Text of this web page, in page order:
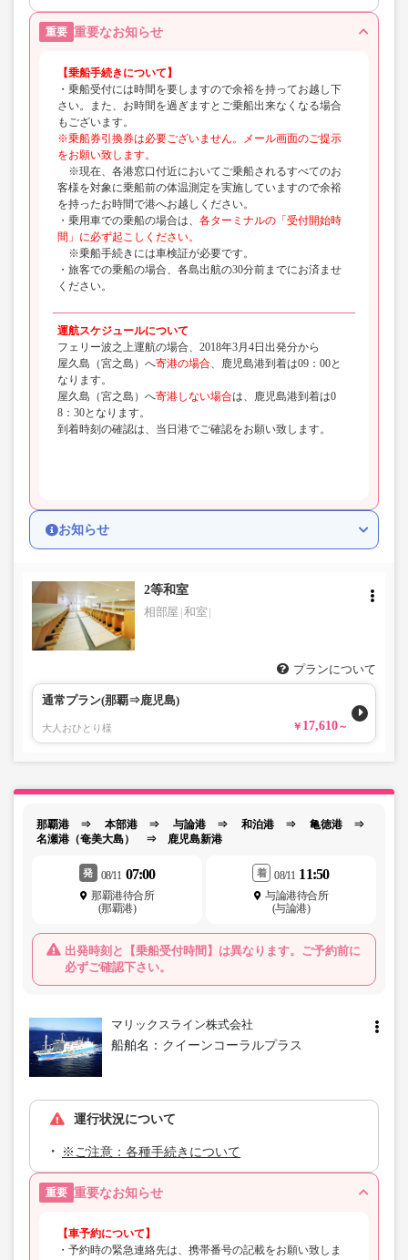
重要 重要なお知らせ
【乗船手続きについて】
・乗船受付には時間を要しますので余裕を持ってお越し下
さい。また、お時間を過ぎますとご乗船出来なくなる場合
もございます。
※乗船券引換券は必要ございません。メール画面のご提示
をお願い致します。
※現在、各港窓口付近においてご乗船されるすべてのお
客様を対象に乗船前の体温測定を実施していますので余裕
を持ったお時間で港へお越しください。
・乗用車での乗船の場合は、 各ターミナルの「受付開始時
間」に必ず起こしください。
※乗船手続きには車検証が必要です。
・旅客での乗船の場合、各島出航の30分前までにお済ませ
ください。
運航スケジュールについて
フェリー波之上運航の場合、2018年3月4日出発分から
屋久島（宮之島）へ寄港の場合、鹿児島港到着は09：00と
なります。
屋久島（宮之島）へ寄港しない場合は、鹿児島港到着は0
8：30となります。
到着時刻の確認は、当日港でご確認をお願い致します。
お知らせ
2等和室
相部屋 和室
プランについて
通常プラン(那覇⇒鹿児島)
大人おひとり様 17,610
那覇港 ⇒ 本部港 ⇒ 与論港 ⇒ 和泊港 ⇒ 亀徳港 ⇒
名瀬港（奄美大島） ⇒ 鹿児島新港
発 08/11 07:00
那覇港待合所
(那覇港)
出発時刻と【乗船受付時間】は異なります。ご予約前に
必ずご確認下さい。
着 08/11 11:50
与論港待合所
(与論港)
マリックスライン株式会社
船舶名： クイーンコーラルプラス
運行状況について
※ご注意：各種手続きについて
重要 重要なお知らせ
【車予約について】
・予約時の緊急連絡先は、携帯番号の記載をお願い致しま